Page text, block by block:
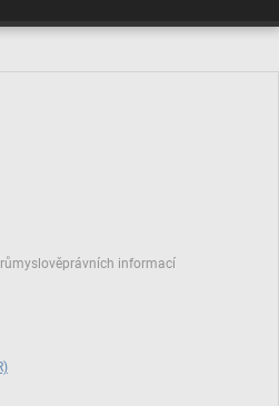
informací